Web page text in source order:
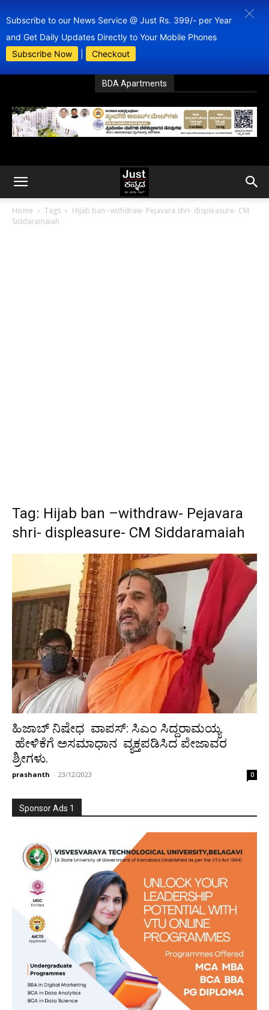
Subscribe to our News Service @ Just Rs. 399/- per Year
and Get Daily Updates Directly to Your Mobile Phones
Subscribe Now
Checkout
BDA Apartments
Home Tags
Hijab ban –withdraw- Pejavara shri- displeasure- CM
Siddaramaiah
Tag: Hijab ban –withdraw- Pejavara
shri- displeasure- CM Siddaramaiah
ಹಿಜಾಬ್ ನಿಷೇಧ ವಾಪಸ್: ಸಿಎಂ ಸಿದ್ದರಾಮಯ್ಯ
ಹೇಳಿಕೆಗೆ ಅಸಮಾಧಾನ ವ್ಯಕ್ತಪಡಿಸಿದ ಪೇಜಾವರ
ಶ್ರೀಗಳು.
prashanth - 23/12/2023 0
Sponsor Ads 1